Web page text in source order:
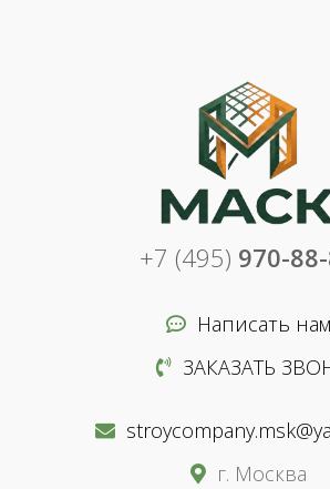
+7 (495) 970-
Написать нам
ЗАКАЗАТЬ
г. Москва